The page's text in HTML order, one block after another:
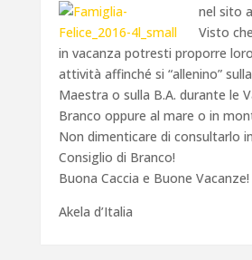
nel sito
Visto
in vacanza potresti proporre
attività affinché si “allenino”
Maestra o sulla B.A. durante le
Branco oppure al mare o in
Non dimenticare di consultarlo
Consiglio di Branco!
Buona Caccia e Buone Vacanze!
Akela d’Italia